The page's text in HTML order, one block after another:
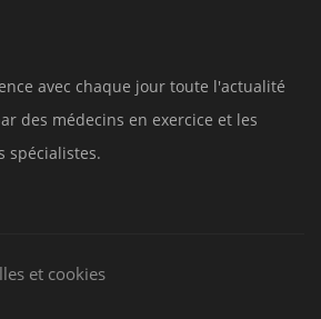
avec chaque jour toute l'actualité
des médecins en exercice et les
spécialistes.
et cookies